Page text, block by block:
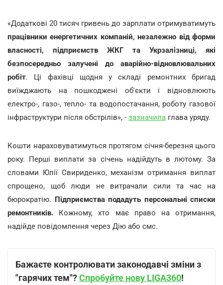
«Додаткові 20 тисяч гривень до зарплати отримуватимуть
працівники енергетичних компаній, незалежно від форми
власності, підприємств ЖКГ та Укрзалізниці, які
безпосередньо залучені до аварійно-відновлювальних
робіт. Ці фахівці щодня у складі ремонтних бригад
виїжджають на пошкоджені об'єкти і відновлюють
електро-, газо-, тепло- та водопостачання, роботу газової
інфраструктури після обстрілів», - зазначила глава уряду.
Кошти нараховуватимуться протягом січня-березня цього
року. Перші виплати за січень надійдуть в лютому. За
словами Юлії Свириденко, механізм отримання виплат
спрощено, щоб люди не витрачали сили та час на
бюрократію. Підприємства подадуть персональні списки
ремонтників. Кожному, хто має право на отримання,
надійде повідомлення через Дію або смс.
Бажаєте контролювати законодавчі зміни з
"гарячих тем"?Спробуйте нову LIGA360!